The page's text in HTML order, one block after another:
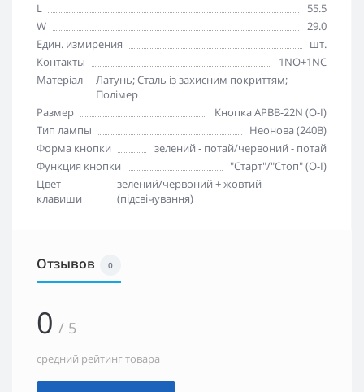
L
55.5
W
29.0
Един. измирения
шт.
Контакты
1NO+1NC
Матеріал
Латунь; Сталь із захисним покриттям;
Полімер
Размер
Кнопка APBB-22N (O-I)
Тип лампы
Неонова (240В)
Форма кнопки
зелений - потай/червоний - потай
Функция кнопки
"Старт"/"Стоп" (O-I)
Цвет
клавиши
зелений/червоний + жовтий
(підсвічування)
Отзывов 0
0 / 5
средний рейтинг товара